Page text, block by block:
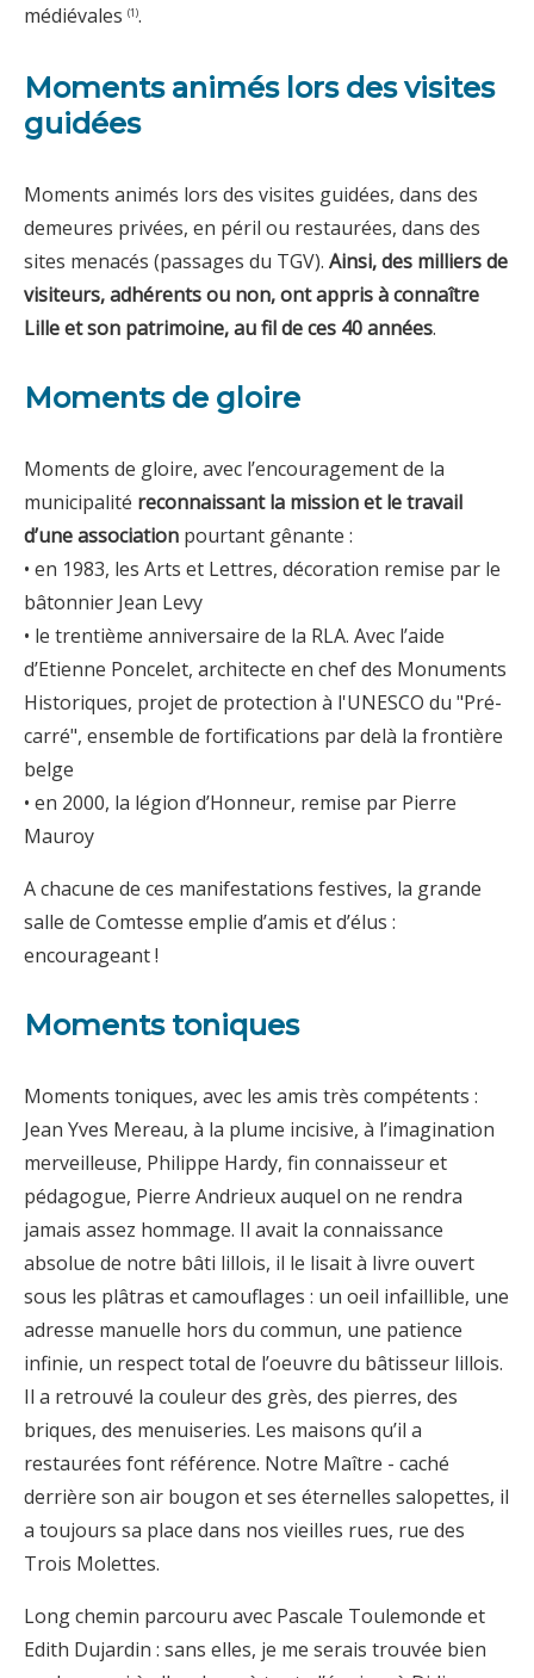
médiévales (1).
Moments animés lors des visites
guidées
Moments animés lors des visites guidées, dans des
demeures privées, en péril ou restaurées, dans des
sites menacés (passages du TGV). Ainsi, des milliers de
visiteurs, adhérents ou non, ont appris à connaître
Lille et son patrimoine, au fil de ces 40 années.
Moments de gloire
Moments de gloire, avec l’encouragement de la
municipalité reconnaissant la mission et le travail
d’une association pourtant gênante :
• en 1983, les Arts et Lettres, décoration remise par le
bâtonnier Jean Levy
• le trentième anniversaire de la RLA. Avec l’aide
d’Etienne Poncelet, architecte en chef des Monuments
Historiques, projet de protection à l'UNESCO du "Pré-
carré", ensemble de fortifications par delà la frontière
belge
• en 2000, la légion d’Honneur, remise par Pierre
Mauroy
A chacune de ces manifestations festives, la grande
salle de Comtesse emplie d’amis et d’élus :
encourageant !
Moments toniques
Moments toniques, avec les amis très compétents :
Jean Yves Mereau, à la plume incisive, à l’imagination
merveilleuse, Philippe Hardy, fin connaisseur et
pédagogue, Pierre Andrieux auquel on ne rendra
jamais assez hommage. Il avait la connaissance
absolue de notre bâti lillois, il le lisait à livre ouvert
sous les plâtras et camouflages : un oeil infaillible, une
adresse manuelle hors du commun, une patience
infinie, un respect total de l’oeuvre du bâtisseur lillois.
Il a retrouvé la couleur des grès, des pierres, des
briques, des menuiseries. Les maisons qu’il a
restaurées font référence. Notre Maître - caché
derrière son air bougon et ses éternelles salopettes, il
a toujours sa place dans nos vieilles rues, rue des
Trois Molettes.
Long chemin parcouru avec Pascale Toulemonde et
Edith Dujardin : sans elles, je me serais trouvée bien